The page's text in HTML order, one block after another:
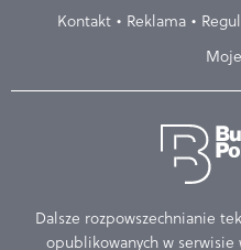
Kontakt Reklama
Dalsze rozpowszechnianie
opublikowanych w serwisie